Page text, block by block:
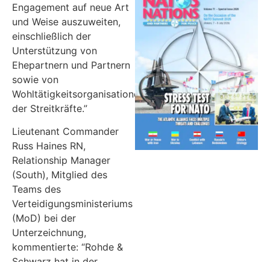
Engagement auf neue Art
und Weise auszuweiten,
einschließlich der
Unterstützung von
Ehepartnern und Partnern
sowie von
Wohltätigkeitsorganisationen
der Streitkräfte.”
Lieutenant Commander
Russ Haines RN,
Relationship Manager
(South), Mitglied des
Teams des
Verteidigungsministeriums
(MoD) bei der
Unterzeichnung,
kommentierte: “Rohde &